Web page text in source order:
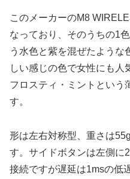
このメーカーのM8
なっており、そのうちの1
う水色と紫を混ぜたような
しい感じの色で女性にも人
フロスティ・ミントという
す。
形は左右対称型、重さは
す。サイドボタンは左側に
接続ですが遅延は1msの低